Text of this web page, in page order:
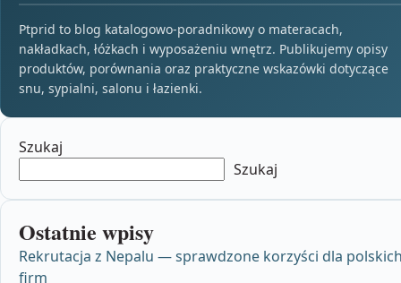
Ptprid to blog katalogowo-poradnikowy o materacach,
nakładkach, łóżkach i wyposażeniu wnętrz. Publikujemy opisy
produktów, porównania oraz praktyczne wskazówki dotyczące
snu, sypialni, salonu i łazienki.
Szukaj
Szukaj
Ostatnie wpisy
Rekrutacja z Nepalu — sprawdzone korzyści dla
firm